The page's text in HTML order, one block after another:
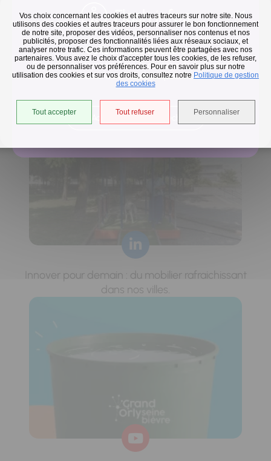
Vos choix concernant les cookies et autres traceurs sur notre site. Nous
utilisons des cookies et autres traceurs pour assurer le bon fonctionnement
de notre site, proposer des vidéos, personnaliser nos contenus et nos
publicités, proposer des fonctionnalités liées aux réseaux sociaux, et
analyser notre trafic. Ces informations peuvent être partagées avec nos
partenaires. Vous avez le choix d'accepter tous les cookies, de les refuser,
ou de personnaliser vos préférences. Pour en savoir plus sur notre
utilisation des cookies et sur vos droits, consultez notre Politique de gestion
des cookies
Tout accepter Tout refuser Personnaliser
Flash infos
Collecte des déchets
En raison des températures, le passage de nos camions
est avancé d'une heure jusqu'au 14 août.
Accéder à l'univers déchets
Horaires de collecte adaptés aux périodes de fortes
Innover pour demain : du mobilier rafraichissant
dans nos villes.